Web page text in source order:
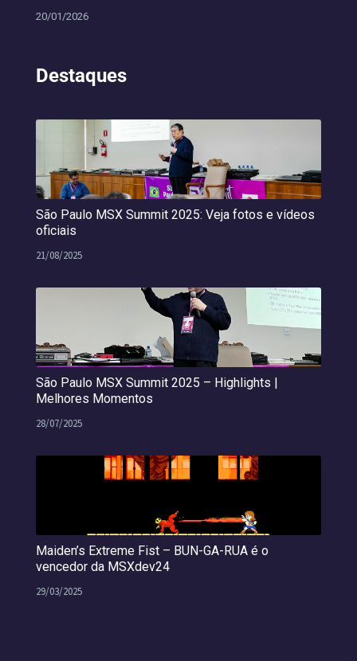
20/01/2026
Destaques
São Paulo MSX Summit 2025: Veja fotos e vídeos
oficiais
21/08/2025
São Paulo MSX Summit 2025 – Highlights |
Melhores Momentos
28/07/2025
Maiden’s Extreme Fist – BUN-GA-RUA é o
vencedor da MSXdev24
29/03/2025